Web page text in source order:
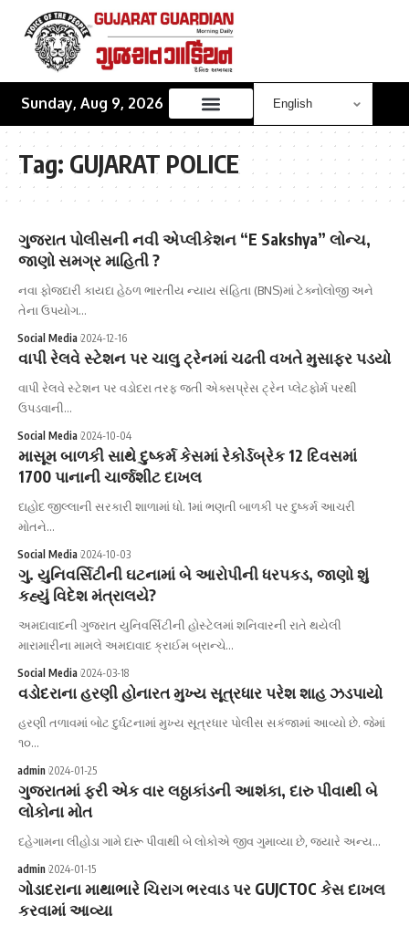
Sunday, Aug 9, 2026
Tag: GUJARAT POLICE
ગુજરાત પોલીસની નવી એપ્લીકેશન “E Sakshya” લોન્ચ,
જાણો સમગ્ર માહિતી ?
નવા ફોજદારી કાયદા હેઠળ ભારતીય ન્યાય સંહિતા (BNS)માં ટેક્નોલોજી અને
તેના ઉપયોગ…
Social Media 2024-12-16
વાપી રેલવે સ્ટેશન પર ચાલુ ટ્રેનમાં ચઢતી વખતે મુસાફર પડયો
વાપી રેલવે સ્ટેશન પર વડોદરા તરફ જતી એક્સપ્રેસ ટ્રેન પ્લેટફોર્મ પરથી
ઉપડવાની…
Social Media 2024-10-04
માસૂમ બાળકી સાથે દુષ્કર્મ કેસમાં રેકોર્ડબ્રેક 12 દિવસમાં
1700 પાનાની ચાર્જશીટ દાખલ
દાહોદ જીલ્લાની સરકારી શાળામાં ધો. 1માં ભણતી બાળકી પર દુષ્કર્મ આચરી
મોતને…
Social Media 2024-10-03
ગુ. યુનિવર્સિટીની ઘટનામાં બે આરોપીની ધરપકડ, જાણો શું
કહ્યું વિદેશ મંત્રાલયે?
અમદાવાદની ગુજરાત યુનિવર્સિટીની હોસ્ટેલમાં શનિવારની રાતે થયેલી
મારામારીના મામલે અમદાવાદ ક્રાઈમ બ્રાન્ચે…
Social Media 2024-03-18
વડોદરાના હરણી હોનારત મુખ્ય સૂત્રધાર પરેશ શાહ ઝડપાયો
હરણી તળાવમાં બોટ દુર્ઘટનામાં મુખ્ય સૂત્રધાર પોલીસ સકંજામાં આવ્યો છે. જેમાં
૧૦…
admin 2024-01-25
ગુજરાતમાં ફરી એક વાર લઠ્ઠાકાંડની આશંકા, દારુ પીવાથી બે
લોકોના મોત
દહેગામના લીહોડા ગામે દારૂ પીવાથી બે લોકોએ જીવ ગુમાવ્યા છે, જયારે અન્ય…
admin 2024-01-15
ગોડાદરાના માથાભારે ચિરાગ ભરવાડ પર GUJCTOC કેસ દાખલ
કરવામાં આવ્યા